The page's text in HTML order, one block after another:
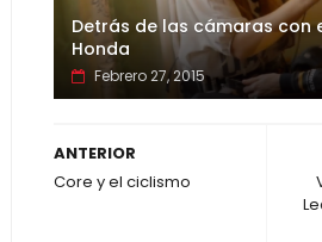
Detrás de las cámaras con
Honda
Febrero 27, 2015
ANTERIOR
Core y el ciclismo